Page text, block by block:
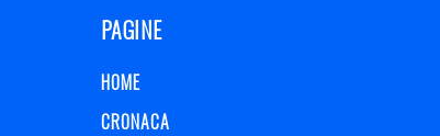
PAGINE
HOME
CRONACA